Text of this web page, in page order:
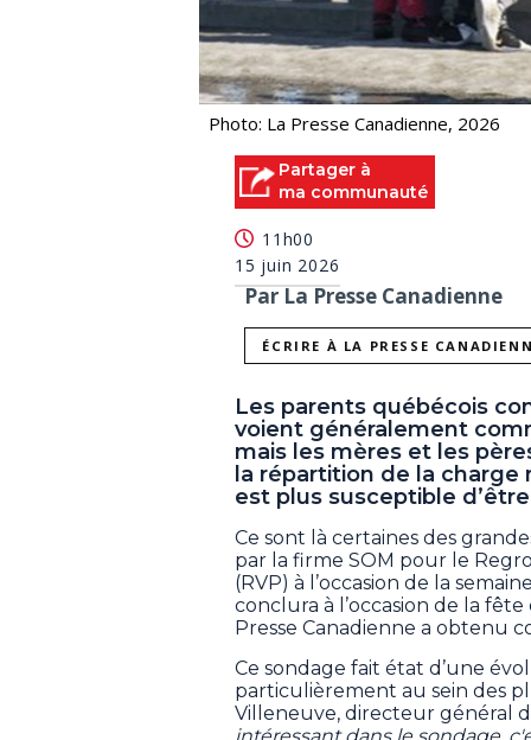
Photo: La Presse Canadienne, 2026
Partager à
ma communauté
11h00
15 juin 2026
Par La Presse Canadienne
ÉCRIRE À LA PRESSE
Les parents québécois
voient généralement
mais les mères et les
la répartition de la
est plus susceptible
Ce sont là certaines des
par la firme SOM pour le
(RVP) à l’occasion de la
conclura à l’occasion de la
Presse Canadienne a obtenu
Ce sondage fait état d’une
particulièrement au sein des
Villeneuve, directeur général